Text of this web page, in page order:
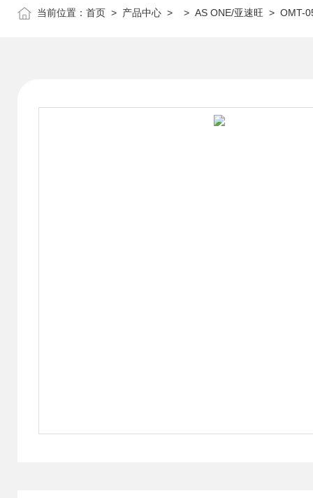
当前位置： 首页 > 产品中心 > > AS ONE/亚速旺 > OMT-